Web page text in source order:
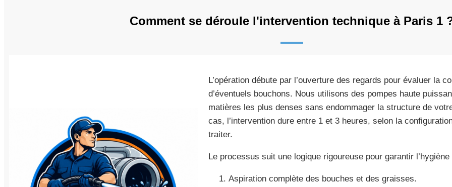
Comment se déroule l'intervention technique à Paris 1
L’opération débute par l’ouverture des regards pour évaluer la
d’éventuels bouchons. Nous utilisons des pompes haute
matières les plus denses sans endommager la structure de
cas, l’intervention dure entre 1 et 3 heures, selon la
traiter.
Le processus suit une logique rigoureuse pour garantir l’hygiène
Aspiration complète des bouches et des graisses.